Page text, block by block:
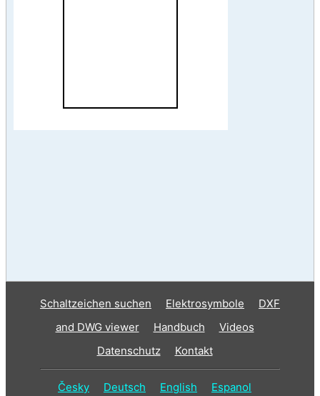
Schaltzeichen suchen Elektrosymbole
DXF
and DWG viewer
Handbuch
Videos
Datenschutz
Kontakt
Česky Deutsch English Espanol